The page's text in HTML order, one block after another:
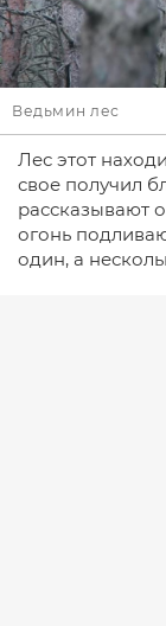
Ведьмин лес
Лес этот
свое получил
рассказывают
огонь
один, а